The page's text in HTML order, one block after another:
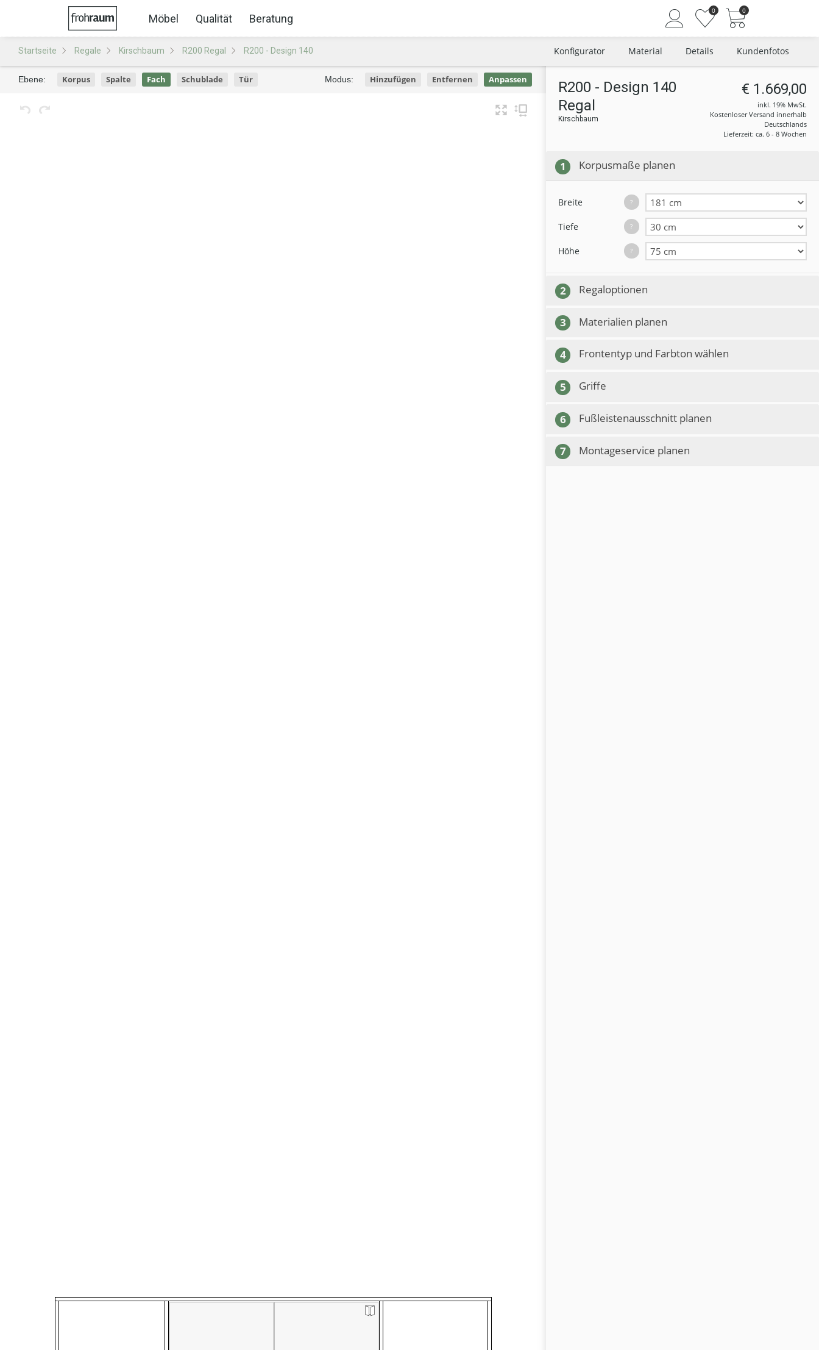
Möbel Qualität Beratung
Passwort vergessen?
Neuer Kunde? Jetzt registrieren
0 0
Startseite Regale Kirschbaum R200 Regal R200 - Design 140 Konfigurator Material Details Kundenfotos
Ebene: Korpus Spalte Fach Schublade Tür Modus: Hinzufügen Entfernen Anpassen
R200 - Design 140
Regal
Kirschbaum
€ 1.669,00
inkl. 19% MwSt.
Kostenloser Versand innerhalb
Deutschlands
Lieferzeit: ca. 6 - 8 Wochen
1 Korpusmaße planen
Breite ?
Tiefe ?
Höhe ?
2 Regaloptionen
3 Materialien planen
4 Frontentyp und Farbton wählen
5 Griffe
6 Fußleistenausschnitt planen
7 Montageservice planen